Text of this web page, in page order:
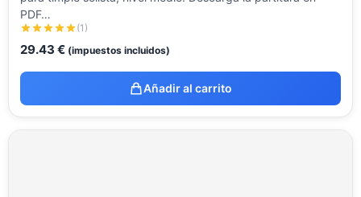
PDF…
(1)
29.43 € (impuestos incluidos)
Añadir al carrito